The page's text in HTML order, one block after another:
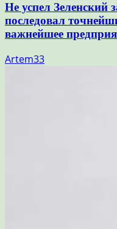
Не успел Зеленский
последовал
важнейшее
Artem33